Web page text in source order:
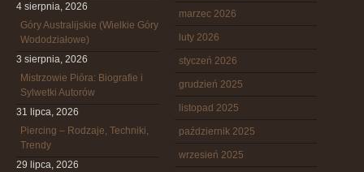
4 sierpnia, 2026
Góry Australijskie (Wielkie Góry
Wododziałowe)
3 sierpnia, 2026
Mistrzowie Pióra: Biografie i
Sylwetki Autorów
31 lipca, 2026
Piercing – Rodzaje, Techniki,
Trendy
29 lipca, 2026
marzec 2026
luty 2026
styczeń 2026
grudzień 2025
listopad 2025
październik 2025
wrzesień 2025